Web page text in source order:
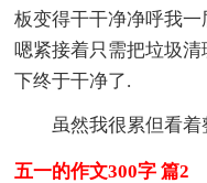
板变得干干净净呼我
嗯紧接着只需把垃圾
下终于干净了.
虽然我很累但看
五一的作文300字 篇2